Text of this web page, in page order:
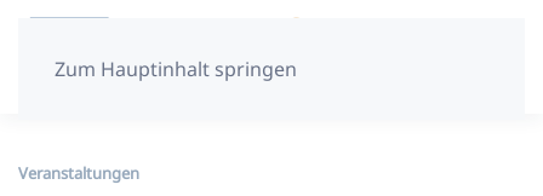
Zum Hauptinhalt springen
Veranstaltungen